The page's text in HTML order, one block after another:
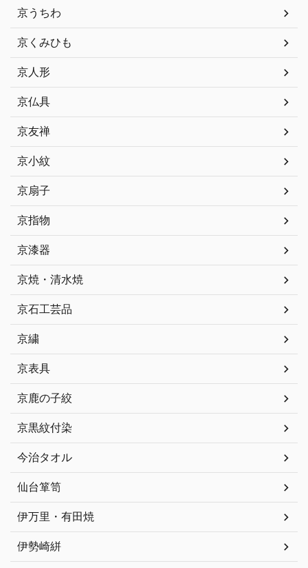
京うちわ
京くみひも
京人形
京仏具
京友禅
京小紋
京扇子
京指物
京漆器
京焼・清水焼
京石工芸品
京繍
京表具
京鹿の子絞
京黒紋付染
今治タオル
仙台箪笥
伊万里・有田焼
伊勢崎絣